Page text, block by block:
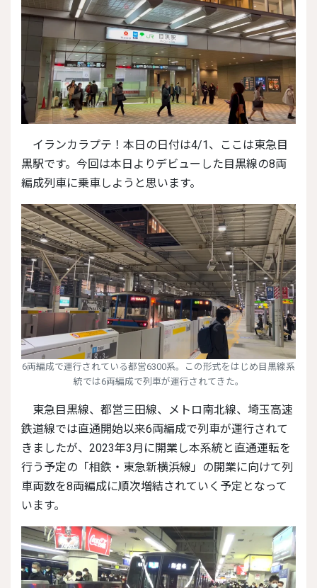
イランカラプテ！本日の日付は4/1、ここは東急目
黒駅です。今回は本日よりデビューした目黒線の8両
編成列車に乗車しようと思います。
6両編成で運行されている都営6300系。この形式をはじめ目黒線系
統では6両編成で列車が運行されてきた。
東急目黒線、都営三田線、メトロ南北線、埼玉高速
鉄道線では直通開始以来6両編成で列車が運行されて
きましたが、2023年3月に開業し本系統と直通運転を
行う予定の「相鉄・東急新横浜線」の開業に向けて列
車両数を8両編成に順次増結されていく予定となって
います。